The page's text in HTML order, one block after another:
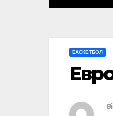
БАСКЕТБОЛ